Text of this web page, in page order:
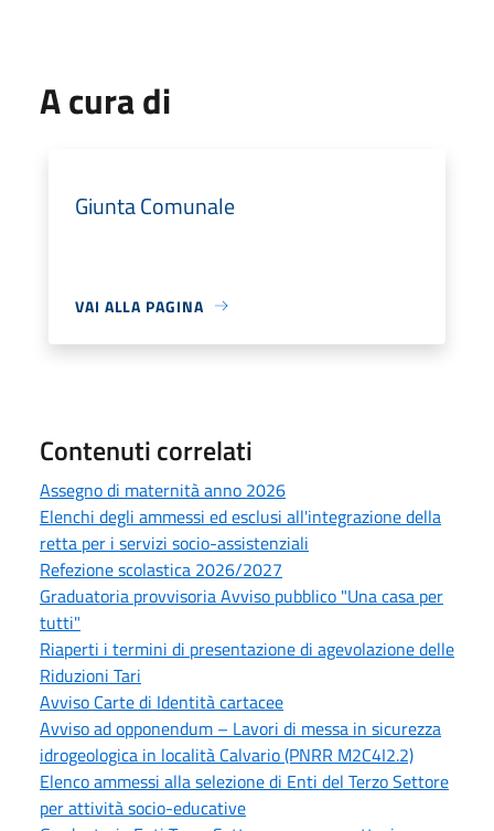
A cura di
Giunta Comunale
VAI ALLA PAGINA
Contenuti correlati
Assegno di maternità anno 2026
Elenchi degli ammessi ed esclusi all'integrazione della
retta per i servizi socio-assistenziali
Refezione scolastica 2026/2027
Graduatoria provvisoria Avviso pubblico "Una casa per
tutti"
Riaperti i termini di presentazione di agevolazione delle
Riduzioni Tari
Avviso Carte di Identità cartacee
Avviso ad opponendum – Lavori di messa in sicurezza
idrogeologica in località Calvario (PNRR M2C4I2.2)
Elenco ammessi alla selezione di Enti del Terzo Settore
per attività socio-educative